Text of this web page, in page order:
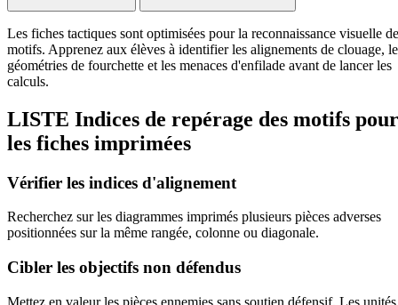
Les fiches tactiques sont optimisées pour la reconnaissance visuelle
motifs. Apprenez aux élèves à identifier les alignements de clouage,
géométries de fourchette et les menaces d'enfilade avant de lancer les
calculs.
LISTE Indices de repérage des motifs pour
les fiches imprimées
Vérifier les indices d'alignement
Recherchez sur les diagrammes imprimés plusieurs pièces adverses
positionnées sur la même rangée, colonne ou diagonale.
Cibler les objectifs non défendus
Mettez en valeur les pièces ennemies sans soutien défensif. Les unités